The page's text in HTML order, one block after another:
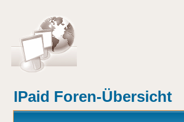
IPaid Foren-Übersicht